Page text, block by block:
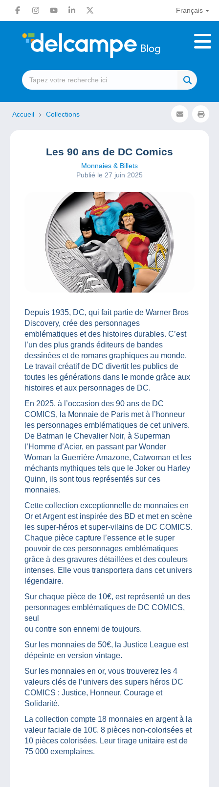
Français
Accueil Collections
Les 90 ans de DC Comics
Monnaies & Billets
Publié le 27 juin 2025
Depuis 1935, DC, qui fait partie de Warner Bros
Discovery, crée des personnages
emblématiques et des histoires durables. C’est
l’un des plus grands éditeurs de bandes
dessinées et de romans graphiques au monde.
Le travail créatif de DC divertit les publics de
toutes les générations dans le monde grâce aux
histoires et aux personnages de DC.
En 2025, à l’occasion des 90 ans de DC
COMICS, la Monnaie de Paris met à l’honneur
les personnages emblématiques de cet univers.
De Batman le Chevalier Noir, à Superman
l’Homme d’Acier, en passant par Wonder
Woman la Guerrière Amazone, Catwoman et les
méchants mythiques tels que le Joker ou Harley
Quinn, ils sont tous représentés sur ces
monnaies.
Cette collection exceptionnelle de monnaies en
Or et Argent est inspirée des BD et met en scène
les super-héros et super-vilains de DC COMICS.
Chaque pièce capture l’essence et le super
pouvoir de ces personnages emblématiques
grâce à des gravures détaillées et des couleurs
intenses. Elle vous transportera dans cet univers
légendaire.
Sur chaque pièce de 10€, est représenté un des
personnages emblématiques de DC COMICS,
seul
ou contre son ennemi de toujours.
Sur les monnaies de 50€, la Justice League est
dépeinte en version vintage.
Sur les monnaies en or, vous trouverez les 4
valeurs clés de l’univers des supers héros DC
COMICS : Justice, Honneur, Courage et
Solidarité.
La collection compte 18 monnaies en argent à la
valeur faciale de 10€. 8 pièces non-colorisées et
10 pièces colorisées. Leur tirage unitaire est de
75 000 exemplaires.